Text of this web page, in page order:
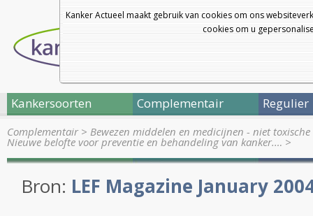
Kanker Actueel maakt gebruik van cookies om ons
cookies om u
Kankersoorten Complementair Regulier
Complementair> Bewezen middelen en medicijnen - niet
Nieuwe belofte voor preventie en behandeling van kanker.… >
Bron: LEF Magazine January